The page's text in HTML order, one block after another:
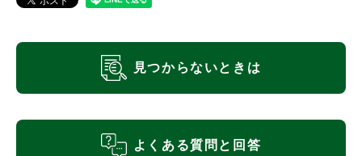
見つからないときは
よくある質問と回答